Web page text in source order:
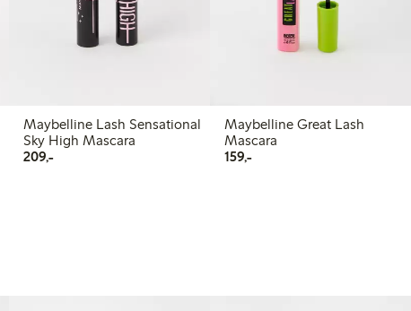
Maybelline Lash Sensational
Sky High Mascara
209,-209,00 kr
Maybelline Great Lash
Mascara
159,-159,00 kr